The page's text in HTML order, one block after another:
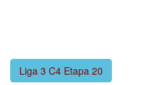
Liga 3 C4 Etapa 20